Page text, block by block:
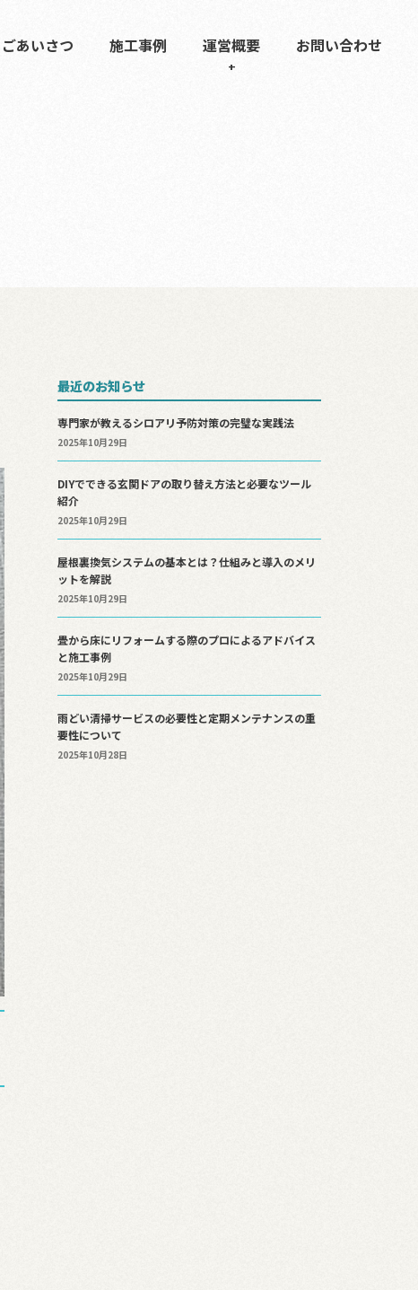
ごあいさつ 施工事例 運営概要 お問い合わせ
最近のお知らせ
専門家が教えるシロアリ予防対策の完璧な実践法
2025年10月29日
DIYでできる玄関ドアの取り替え方法と必要なツール
紹介
2025年10月29日
屋根裏換気システムの基本とは？仕組みと導入のメリ
ットを解説
2025年10月29日
畳から床にリフォームする際のプロによるアドバイス
と施工事例
2025年10月29日
雨どい清掃サービスの必要性と定期メンテナンスの重
要性について
2025年10月28日